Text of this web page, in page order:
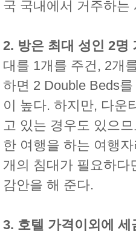
국 국내에서 거주하는
2. 방은 최대 성인 2명
대를 1개를 주건, 2개
하면 2 Double Beds
이 높다. 하지만, 다운
고 있는 경우도 있으
한 여행을 하는 여행
개의 침대가 필요하다
감안을 해 준다.
3. 호텔 가격이외에